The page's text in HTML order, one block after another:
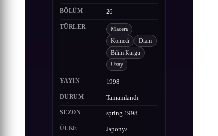
BÖLÜM 26
TÜRLER Macera
Komedi Dram
Bilim Kurgu
Uzay
YAYIN 1998
DURUM Tamamlandı
SEZON spring 1998
ÜLKE Japonya